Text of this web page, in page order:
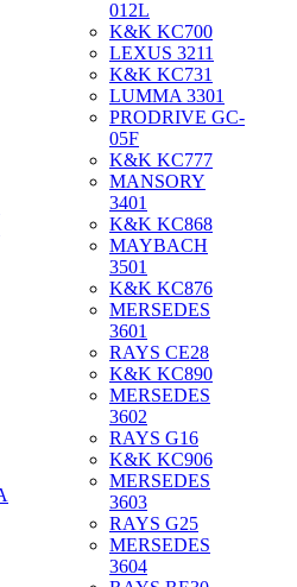
012L
K&K KC700
LEXUS 3211
K&K KC731
LUMMA 3301
PRODRIVE GC-
05F
K&K KC777
MANSORY
3401
K&K KC868
MAYBACH
3501
K&K KC876
MERSEDES
3601
RAYS CE28
K&K KC890
MERSEDES
3602
RAYS G16
K&K KC906
MERSEDES
3603
RAYS G25
MERSEDES
3604